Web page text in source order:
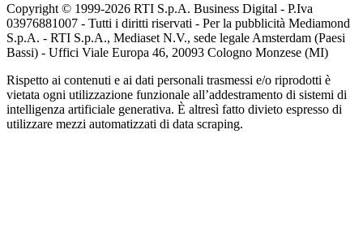
Copyright © 1999-2026 RTI S.p.A. Business Digital - P.Iva
03976881007 - Tutti i diritti riservati - Per la pubblicità Mediamond
S.p.A. - RTI S.p.A., Mediaset N.V., sede legale Amsterdam (Paesi
Bassi) - Uffici Viale Europa 46, 20093 Cologno Monzese (MI)
Rispetto ai contenuti e ai dati personali trasmessi e/o riprodotti è
vietata ogni utilizzazione funzionale all’addestramento di sistemi di
intelligenza artificiale generativa. È altresì fatto divieto espresso di
utilizzare mezzi automatizzati di data scraping.